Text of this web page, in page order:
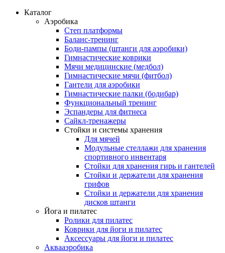
Каталог
Аэробика
Степ платформы
Баланс-тренинг
Боди-пампы (штанги для аэробики)
Гимнастические коврики
Мячи медицинские (медбол)
Гимнастические мячи (фитбол)
Гантели для аэробики
Гимнастические палки (бодибар)
Функциональный тренинг
Эспандеры для фитнеса
Сайкл-тренажеры
Стойки и системы хранения
Для мячей
Модульные стеллажи для хранения
спортивного инвентаря
Стойки для хранения гирь и гантелей
Стойки и держатели для хранения
грифов
Стойки и держатели для хранения
дисков штанги
Йога и пилатес
Ролики для пилатес
Коврики для йоги и пилатес
Аксессуары для йоги и пилатес
Аквааэробика